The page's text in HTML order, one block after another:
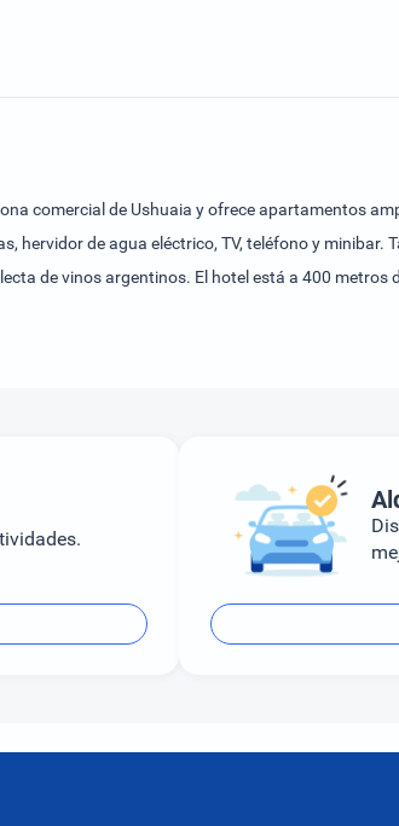
comercial de Ushuaia y ofrece apartamentos
hervidor de agua eléctrico, TV, teléfono y
de vinos argentinos. El hotel está a 400 metros